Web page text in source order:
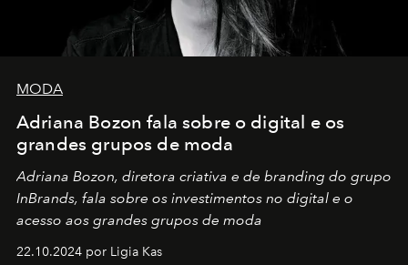
MODA
Adriana Bozon fala sobre o digital e os
grandes grupos de moda
Adriana Bozon, diretora criativa e de branding do grupo
InBrands, fala sobre os investimentos no digital e o
acesso aos grandes grupos de moda
22.10.2024 por Ligia Kas